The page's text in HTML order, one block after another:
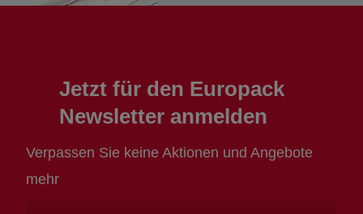
Jetzt für den Europack
Newsletter anmelden
Verpassen Sie keine Aktionen und Angebote
mehr